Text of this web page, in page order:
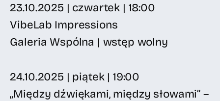
23.10.2025 | czwartek | 18:00
VibeLab Impressions
Galeria Wspólna | wstęp wolny
24.10.2025 | piątek | 19:00
„Między dźwiękami, między słowami” –